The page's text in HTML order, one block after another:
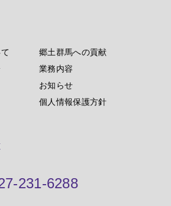
郷土群馬への貢献
業務内容
お知らせ
個人情報保護方針
231-6288